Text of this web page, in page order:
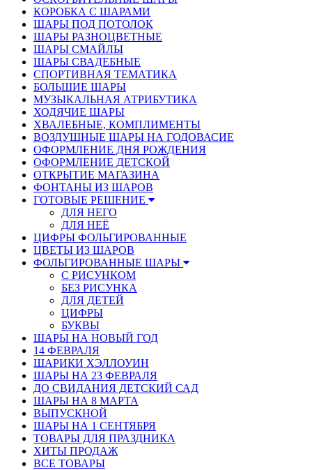
КОРОБКА С ШАРАМИ
ШАРЫ ПОД ПОТОЛОК
ШАРЫ РАЗНОЦВЕТНЫЕ
ШАРЫ СМАЙЛЫ
ШАРЫ СВАДЕБНЫЕ
СПОРТИВНАЯ ТЕМАТИКА
БОЛЬШИЕ ШАРЫ
МУЗЫКАЛЬНАЯ АТРИБУТИКА
ХОДЯЧИЕ ШАРЫ
ХВАЛЕБНЫЕ, КОМПЛИМЕНТЫ
ВОЗДУШНЫЕ ШАРЫ НА ГОДОВАСИЕ
ОФОРМЛЕНИЕ ДНЯ РОЖДЕНИЯ
ОФОРМЛЕНИЕ ДЕТСКОЙ
ОТКРЫТИЕ МАГАЗИНА
ФОНТАНЫ ИЗ ШАРОВ
ГОТОВЫЕ РЕШЕНИЕ
ДЛЯ НЕГО
ДЛЯ НЕЁ
ЦИФРЫ ФОЛЬГИРОВАННЫЕ
ЦВЕТЫ ИЗ ШАРОВ
ФОЛЬГИРОВАННЫЕ ШАРЫ
С РИСУНКОМ
БЕЗ РИСУНКА
ДЛЯ ДЕТЕЙ
ЦИФРЫ
БУКВЫ
ШАРЫ НА НОВЫЙ ГОД
14 ФЕВРАЛЯ
ШАРИКИ ХЭЛЛОУИН
ШАРЫ НА 23 ФЕВРАЛЯ
ДО СВИДАНИЯ ДЕТСКИЙ САД
ШАРЫ НА 8 МАРТА
ВЫПУСКНОЙ
ШАРЫ НА 1 СЕНТЯБРЯ
ТОВАРЫ ДЛЯ ПРАЗДНИКА
ХИТЫ ПРОДАЖ
ВСЕ ТОВАРЫ